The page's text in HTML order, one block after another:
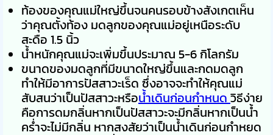
ท้องของคุณแม่ใหญ่ขึ้นจนคนรอบข้างสังเกตเห็น
ว่าคุณตั้งท้อง มดลูกของคุณแม่อยู่เหนือระดับ
สะดือ 1.5 นิ้ว
น้ำหนักคุณแม่จะเพิ่มขึ้นประมาณ 5-6 กิโลกรัม
ขนาดของมดลูกที่มีขนาดใหญ่ขึ้นและกดมดลูก
ทำให้มีอาการปัสสาวะเร็ด ซึ่งอาจจะทำให้คุณแม่
สับสนว่าเป็นปัสสาวะหรือน้ำเดินก่อนกำหนด วิธีง่าย
คือการดมกลิ่นหากเป็นปัสสาวะจะมีกลิ่นหากเป็นน้ำ
คร่ำจะไม่มีกลิ่น หากสงสัยว่าเป็นน้ำเดินก่อนกำหยด